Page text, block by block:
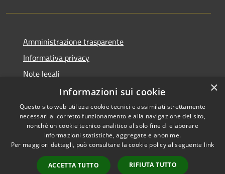
Amministrazione trasparente
Informativa privacy
Note legali
Dichiarazione di accessibilità
RSS
Copyright © 2026 • Città di
Municipium•
Accesso
×
Informazioni sui cookie
Questo sito web utilizza cookie tecnici e assimilati strettamente
necessari al corretto funzionamento e alla navigazione del sito,
nonché un cookie tecnico analitico al solo fine di elaborare
informazioni statistiche, aggregate e anonime.
Per maggiori dettagli, può consultare la cookie policy al seguente link
ACCETTA TUTTO RIFIUTA TUTTO